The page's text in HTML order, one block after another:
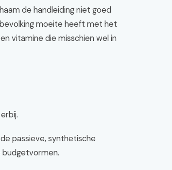
de handleiding niet goed
moeite heeft met het
vitamine die misschien wel in
passieve, synthetische
budgetvormen.